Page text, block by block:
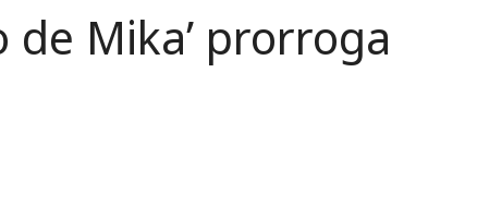
de Mika’ prorroga